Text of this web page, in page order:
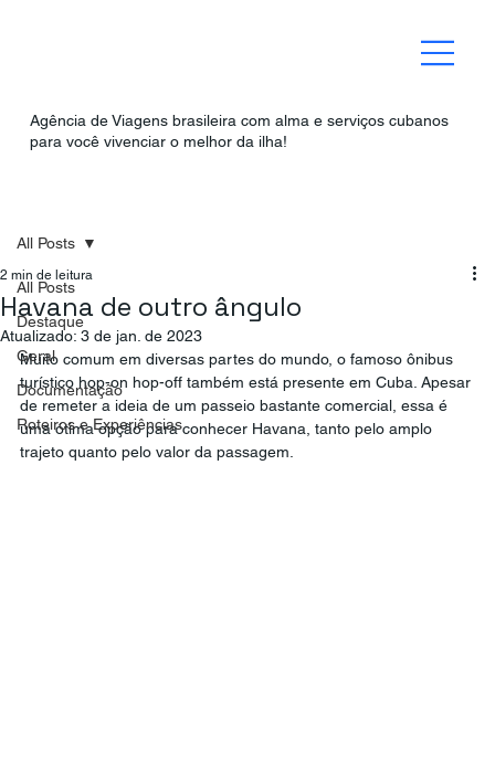
Agência de Viagens brasileira com alma e serviços cubanos
para você vivenciar o melhor da ilha!
All Posts
Destaque
Geral
Documentação
Roteiros e Experiências
All Posts
Havana de outro ângulo
2 min de leitura
Atualizado: 3 de jan. de 2023
Muito comum em diversas partes do mundo, o famoso ônibus
turístico hop-on hop-off também está presente em Cuba. Apesar
de remeter a ideia de um passeio bastante comercial, essa é
uma ótima opção para conhecer Havana, tanto pelo amplo
trajeto quanto pelo valor da passagem.